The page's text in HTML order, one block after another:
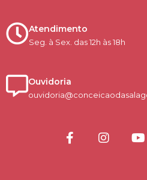
Atendimento
Seg. à Sex. das 12h às 18h
Ouvidoria